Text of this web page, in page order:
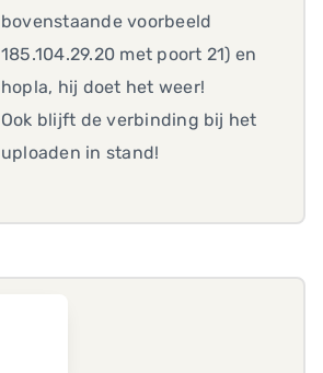
bovenstaande voorbeeld
185.104.29.20 met poort 21) en
hopla, hij doet het weer!
Ook blijft de verbinding bij het
uploaden in stand!